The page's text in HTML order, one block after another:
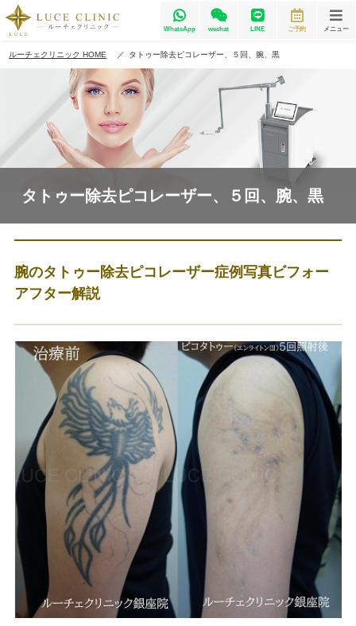
メニュー
ご予約
LINE
wechat
WhatsApp
ルーチェクリニック HOME タトゥー除去ピコレーザー、５回、腕、黒
タトゥー除去ピコレーザー、５回、腕、黒
腕のタトゥー除去ピコレーザー症例写真ビフォー
アフター解説